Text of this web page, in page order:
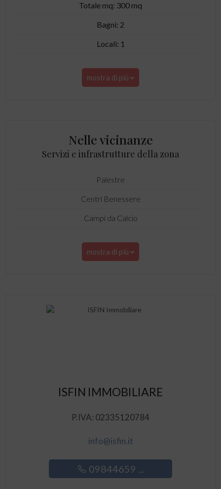
Totale mq: 300 mq
Bagni: 2
Locali: 1
mostra di più
Nelle vicinanze
Servizi e infrastrutture della zona
Palestre
Centri Benessere
Campi da Calcio
mostra di più
ISFIN IMMOBILIARE
P.IVA: 02335120784
info@isfin.it
09844659 ...